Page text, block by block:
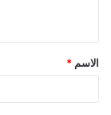
الاسم *